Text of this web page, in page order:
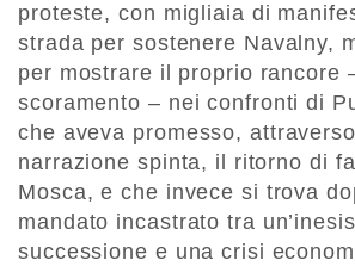
proteste, con migliaia di
strada per sostenere Navalny,
per mostrare il proprio rancore
scoramento – nei confronti di
che aveva promesso,
narrazione spinta, il ritorno di
Mosca, e che invece si trova
mandato incastrato tra
successione e una crisi